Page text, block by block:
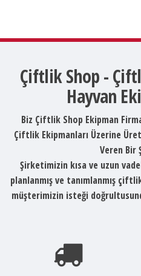
Çiftlik Shop -
Hayvan
Biz Çiftlik Shop Ekipman
Çiftlik Ekipmanları Üzerine
Veren Bir
Şirketimizin kısa ve uzun
planlanmış ve tanımlanmış
müşterimizin isteği